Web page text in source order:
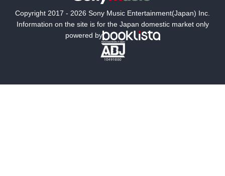
ミステリー SF
文学
Copyright 2017 - 2026 Sony Music Entertainment(Japan) Inc.
Information on the site is for the Japan domestic market only
powered by